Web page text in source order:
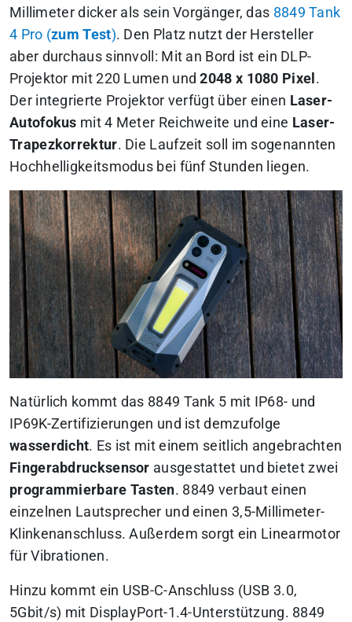
Millimeter dicker als sein Vorgänger, das 8849 Tank
4 Pro (zum Test). Den Platz nutzt der Hersteller
aber durchaus sinnvoll: Mit an Bord ist ein DLP-
Projektor mit 220 Lumen und2048 x 1080 Pixel .
Der integrierte Projektor verfügt über einen Laser-
Autofokus mit 4 Meter Reichweite und eine Laser-
Trapezkorrektur. Die Laufzeit soll im sogenannten
Hochhelligkeitsmodus bei fünf Stunden liegen.
Natürlich kommt das 8849 Tank 5 mit IP68- und
IP69K-Zertifizierungen und ist demzufolge
wasserdicht. Es ist mit einem seitlich angebrachten
Fingerabdrucksensor ausgestattet und bietet zwei
programmierbare Tasten. 8849 verbaut einen
einzelnen Lautsprecher und einen 3,5-Millimeter-
Klinkenanschluss. Außerdem sorgt ein Linearmotor
für Vibrationen.
Hinzu kommt ein USB-C-Anschluss (USB 3.0,
5Gbit/s) mit DisplayPort-1.4-Unterstützung. 8849